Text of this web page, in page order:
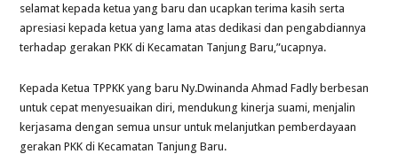
selamat kepada ketua yang baru dan ucapkan terima kasih serta
apresiasi kepada ketua yang lama atas dedikasi dan pengabdiannya
terhadap gerakan PKK di Kecamatan Tanjung Baru,”ucapnya.
Kepada Ketua TPPKK yang baru Ny.Dwinanda Ahmad Fadly berbesan
untuk cepat menyesuaikan diri, mendukung kinerja suami, menjalin
kerjasama dengan semua unsur untuk melanjutkan pemberdayaan
gerakan PKK di Kecamatan Tanjung Baru.